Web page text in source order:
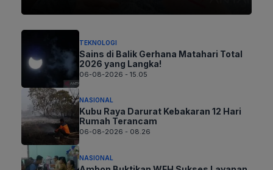
TEKNOLOGI
Sains di Balik Gerhana Matahari Total
2026 yang Langka!
06-08-2026 - 15.05
NASIONAL
Kubu Raya Darurat Kebakaran 12 Hari
Rumah Terancam
06-08-2026 - 08.26
NASIONAL